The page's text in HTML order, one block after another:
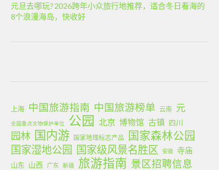
元旦去哪玩? 2026跨年小众旅行地推荐，适合冬日看海的
8个浪漫海岛，快收好
上海 中国旅游指南 中国旅游榜单 云南 元
全国重点文物保护单位 公园 北京 博物馆 古镇 四川
园林 国内游 国家地理标志产品 国家森林公园
国家湿地公园 国家级风景名胜区 安徽 寺庙
山东 山西 广东 新疆 旅游指南 景区招聘信息